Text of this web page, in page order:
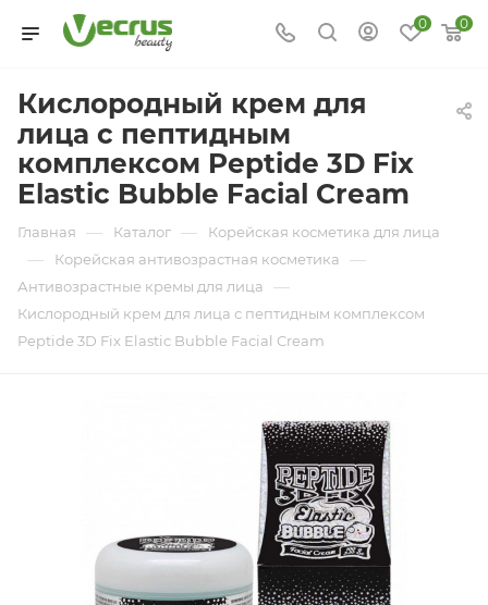
0 0
Кислородный крем для
лица с пептидным
комплексом Peptide 3D Fix
Elastic Bubble Facial Cream
Главная — Каталог — Корейская косметика для лица
— Корейская антивозрастная косметика —
Антивозрастные кремы для лица —
Кислородный крем для лица с пептидным комплексом
Peptide 3D Fix Elastic Bubble Facial Cream